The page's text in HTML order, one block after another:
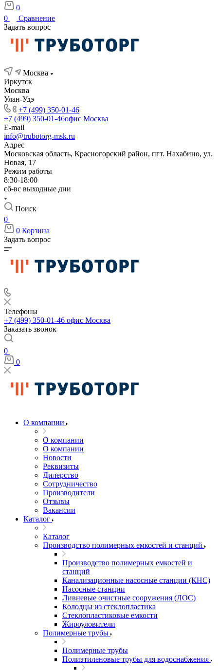
0
0
Сравнение
Задать вопрос
Москва
Иркутск
Москва
Улан-Удэ
+7 (499) 350-01-46
+7 (499) 350-01-46офис Москва
E-mail
info@trubotorg-msk.ru
Адрес
Московская область, Красногорский район, пгт. Нахабино, ул.
Новая, 17
Режим работы
8:30-18:00
сб-вс выходные дни
Поиск
0
0 Корзина
Задать вопрос
Телефоны
+7 (499) 350-01-46 офис Москва
Заказать звонок
0
0
О компании
О компании
О компании
Новости
Реквизиты
Дилерство
Сотрудничество
Производители
Отзывы
Вакансии
Каталог
Каталог
Производство полимерных емкостей и станций
Производство полимерных емкостей и
станций
Канализационные насосные станции (КНС)
Насосные станции
Ливневые очистные сооружения (ЛОС)
Колодцы из стеклопластика
Стеклопластиковые емкости
Жироуловители
Полимерные трубы
Полимерные трубы
Полиэтиленовые трубы для водоснабжения